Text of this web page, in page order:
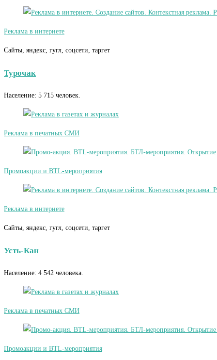
Реклама в интернете
Сайты, яндекс, гугл, соцсети, таргет
Турочак
Население: 5 715 человек.
Реклама в печатных СМИ
Промоакции и BTL-мероприятия
Реклама в интернете
Сайты, яндекс, гугл, соцсети, таргет
Усть-Кан
Население: 4 542 человека.
Реклама в печатных СМИ
Промоакции и BTL-мероприятия